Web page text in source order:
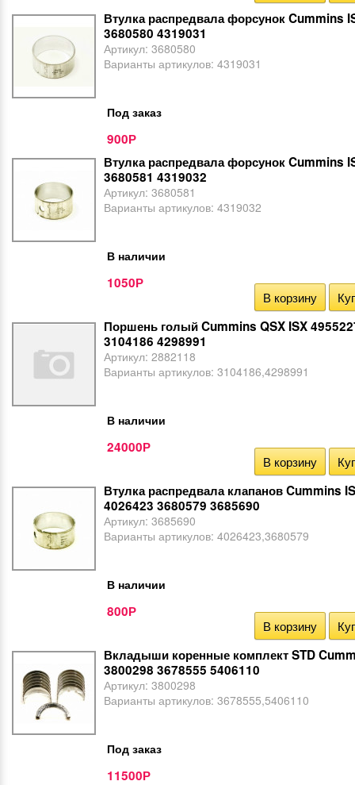
Втулка распредвала форсунок Cummins
3680580 4319031
Артикул: 3680580
Варианты артикулов: 4319031
Под заказ
900Р
Втулка распредвала форсунок Cummins
3680581 4319032
Артикул: 3680581
Варианты артикулов: 4319032
В наличии
1050Р
В корзину
Поршень голый Cummins QSX ISX
3104186 4298991
Артикул: 2882118
Варианты артикулов: 3104186,4298991
В наличии
24000Р
В корзину
Втулка распредвала клапанов Cummins
4026423 3680579 3685690
Артикул: 3685690
Варианты артикулов: 4026423,3680579
В наличии
800Р
В корзину
Вкладыши коренные комплект STD
3800298 3678555 5406110
Артикул: 3800298
Варианты артикулов: 3678555,5406110
Под заказ
11500Р